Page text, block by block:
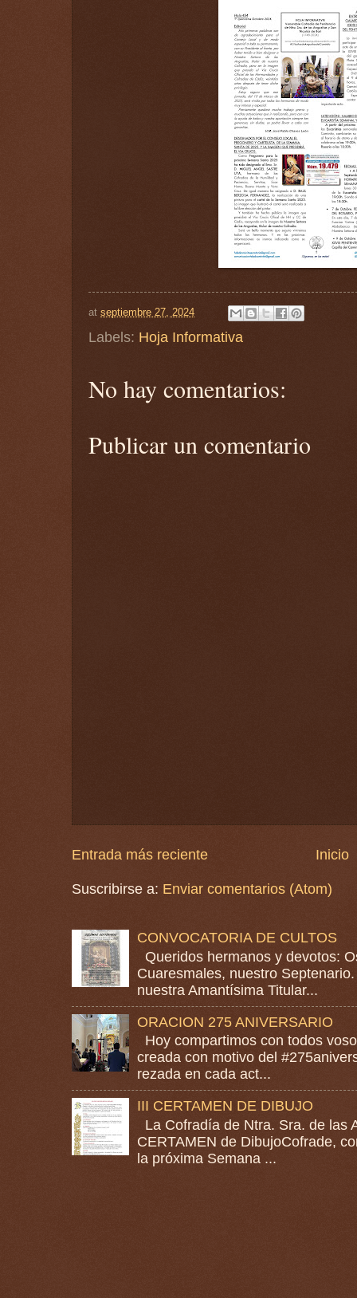
at septiembre 27, 2024
Labels: Hoja Informativa
No hay comentarios:
Publicar un comentario
Entrada más reciente Inicio
Suscribirse a: Enviar comentarios (Atom)
CONVOCATORIA DE CULTOS
Queridos hermanos y devotos:
Cuaresmales, nuestro
nuestra Amantísima Titular...
ORACION 275 ANIVERSARIO
Hoy compartimos con todos
creada con motivo del
rezada en cada act...
III CERTAMEN DE DIBUJO
La Cofradía de Ntra. Sra. de las
CERTAMEN de DibujoCofrade,
la próxima Semana ...